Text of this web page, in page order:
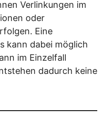
Verlinkungen im
oder
Eine
kann dabei möglich
im Einzelfall
dadurch keine